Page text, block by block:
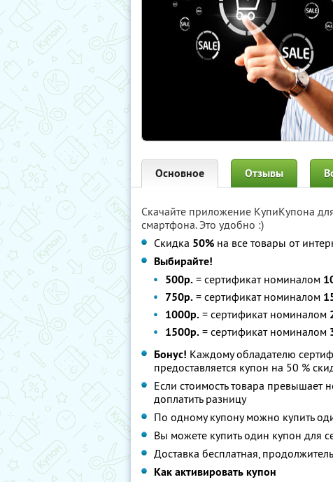
Основное Отзывы
Скачайте приложение КупиКупона
смартфона. Это удобно :)
Скидка 50% на все товары от
Выбирайте!
500р. = сертификат номиналом
750р. = сертификат номиналом
1000р. = сертификат номиналом
1500р. = сертификат номиналом
Бонус! Каждому обладателю
предоставляется купон на 50 %
Если стоимость товара превышает
доплатить разницу
По одному купону можно купить
Вы можете купить один купон для
Доставка бесплатная,
Как активировать купон